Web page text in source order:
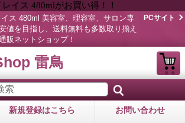
イス 480mlがお買い得！！
ス 480ml 美容室、理容室、サロン専
値を目指し、送料無料も多数取り揃え
販ネットショップ！
PCサイト
雷鳥
新規登録はこちら お問い合わせ